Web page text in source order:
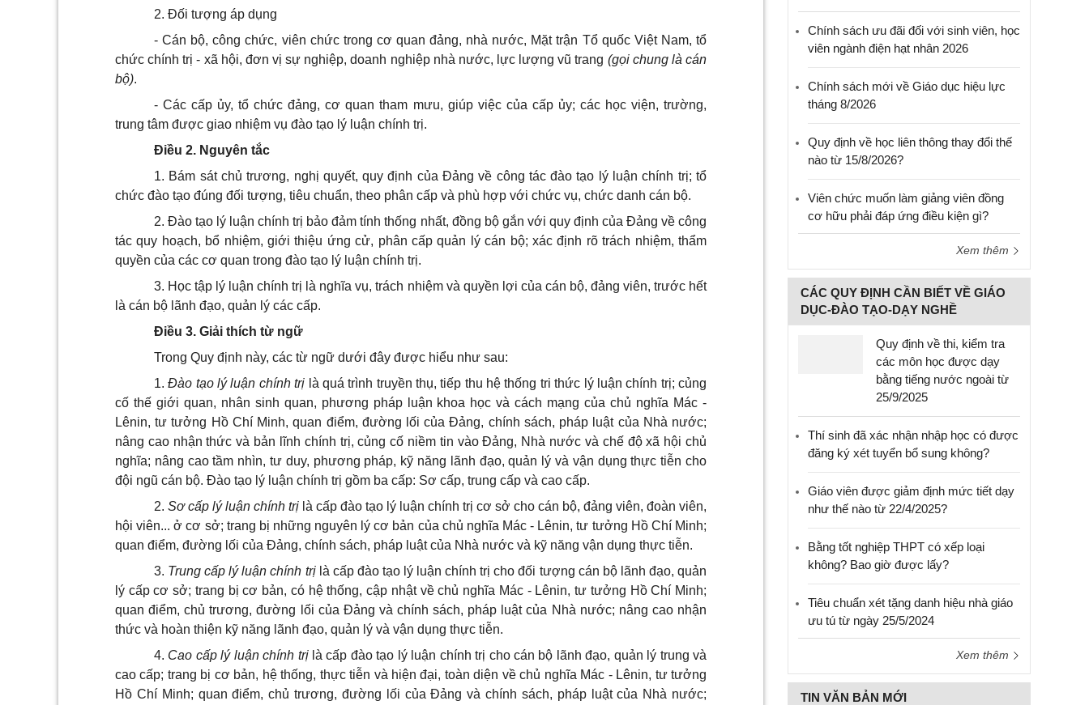
2. Đối tượng áp dụng
- Cán bộ, công chức, viên chức trong cơ quan đảng, nhà nước, Mặt trận Tổ quốc Việt Nam, tổ
chức chính trị - xã hội, đơn vị sự nghiệp, doanh nghiệp nhà nước, lực lượng vũ trang (gọi chung là cán
bộ).
- Các cấp ủy, tổ chức đảng, cơ quan tham mưu, giúp việc của cấp ủy; các học viện, trường,
trung tâm được giao nhiệm vụ đào tạo lý luận chính trị.
Điều 2. Nguyên tắc
1. Bám sát chủ trương, nghị quyết, quy định của Đảng về công tác đào tạo lý luận chính trị; tổ
chức đào tạo đúng đối tượng, tiêu chuẩn, theo phân cấp và phù hợp với chức vụ, chức danh cán bộ.
2. Đào tạo lý luận chính trị bảo đảm tính thống nhất, đồng bộ gắn với quy định của Đảng về công
tác quy hoạch, bổ nhiệm, giới thiệu ứng cử, phân cấp quản lý cán bộ; xác định rõ trách nhiệm, thẩm
quyền của các cơ quan trong đào tạo lý luận chính trị.
3. Học tập lý luận chính trị là nghĩa vụ, trách nhiệm và quyền lợi của cán bộ, đảng viên, trước hết
là cán bộ lãnh đạo, quản lý các cấp.
Điều 3. Giải thích từ ngữ
Trong Quy định này, các từ ngữ dưới đây được hiểu như sau:
1.Đào tạo lý luận chính trị là quá trình truyền thụ, tiếp thu hệ thống tri thức lý luận chính trị; củng
cố thế giới quan, nhân sinh quan, phương pháp luận khoa học và cách mạng của chủ nghĩa Mác -
Lênin, tư tưởng Hồ Chí Minh, quan điểm, đường lối của Đảng, chính sách, pháp luật của Nhà nước;
nâng cao nhận thức và bản lĩnh chính trị, củng cố niềm tin vào Đảng, Nhà nước và chế độ xã hội chủ
nghĩa; nâng cao tầm nhìn, tư duy, phương pháp, kỹ năng lãnh đạo, quản lý và vận dụng thực tiễn cho
đội ngũ cán bộ. Đào tạo lý luận chính trị gồm ba cấp: Sơ cấp, trung cấp và cao cấp.
2. Sơ cấp lýluận chính trị là cấp đào tạo lý luận chính trị cơ sở cho cán bộ, đảng viên, đoàn viên,
hội viên... ở cơ sở; trang bị những nguyên lý cơ bản của chủ nghĩa Mác - Lênin, tư tưởng Hồ Chí Minh;
quan điểm, đường lối của Đảng, chính sách, pháp luật của Nhà nước và kỹ năng vận dụng thực tiễn.
3. Trung cấp lý luận chính trịlà cấp đào tạo lý luận chính trị cho đối tượng cán bộ lãnh đạo, quản
lý cấp cơ sở; trang bị cơ bản, có hệ thống, cập nhật về chủ nghĩa Mác - Lênin, tư tưởng Hồ Chí Minh;
quan điểm, chủ trương, đường lối của Đảng và chính sách, pháp luật của Nhà nước; nâng cao nhận
thức và hoàn thiện kỹ năng lãnh đạo, quản lý và vận dụng thực tiễn.
4. Cao cấp lý luận chính trịlà cấp đào tạo lý luận chính trị cho cán bộ lãnh đạo, quản lý trung và
cao cấp; trang bị cơ bản, hệ thống, thực tiễn và hiện đại, toàn diện về chủ nghĩa Mác - Lênin, tư tưởng
Hồ Chí Minh; quan điểm, chủ trương, đường lối của Đảng và chính sách, pháp luật của Nhà nước;
Chính sách ưu đãi đối với sinh viên, học
viên ngành điện hạt nhân 2026
Chính sách mới về Giáo dục hiệu lực
tháng 8/2026
Quy định về học liên thông thay đổi thế
nào từ 15/8/2026?
Viên chức muốn làm giảng viên đồng
cơ hữu phải đáp ứng điều kiện gì?
Xem thêm
CÁC QUY ĐỊNH CẦN BIẾT VỀ GIÁO
DỤC-ĐÀO TẠO-DẠY NGHỀ
Quy định về thi, kiểm tra
các môn học được dạy
bằng tiếng nước ngoài từ
25/9/2025
Thí sinh đã xác nhận nhập học có được
đăng ký xét tuyển bổ sung không?
Giáo viên được giảm định mức tiết dạy
như thế nào từ 22/4/2025?
Bằng tốt nghiệp THPT có xếp loại
không? Bao giờ được lấy?
Tiêu chuẩn xét tặng danh hiệu nhà giáo
ưu tú từ ngày 25/5/2024
Xem thêm
TIN VĂN BẢN MỚI